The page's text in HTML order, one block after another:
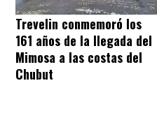
Trevelin conmemoró los
161 años de la llegada del
Mimosa a las costas del
Chubut